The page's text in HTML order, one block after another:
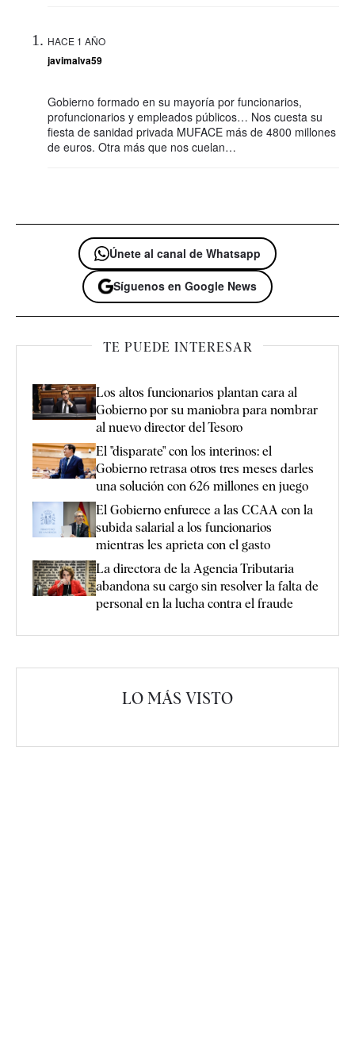
HACE 1 AÑO
javimalva59
Gobierno formado en su mayoría por funcionarios,
profuncionarios y empleados públicos… Nos cuesta su
fiesta de sanidad privada MUFACE más de 4800 millones
de euros. Otra más que nos cuelan…
Únete al canal de Whatsapp
Síguenos en Google News
TE PUEDE INTERESAR
Los altos funcionarios plantan cara al
Gobierno por su maniobra para nombrar
al nuevo director del Tesoro
El "disparate" con los interinos: el
Gobierno retrasa otros tres meses darles
una solución con 626 millones en juego
El Gobierno enfurece a las CCAA con la
subida salarial a los funcionarios
mientras les aprieta con el gasto
La directora de la Agencia Tributaria
abandona su cargo sin resolver la falta de
personal en la lucha contra el fraude
LO MÁS VISTO